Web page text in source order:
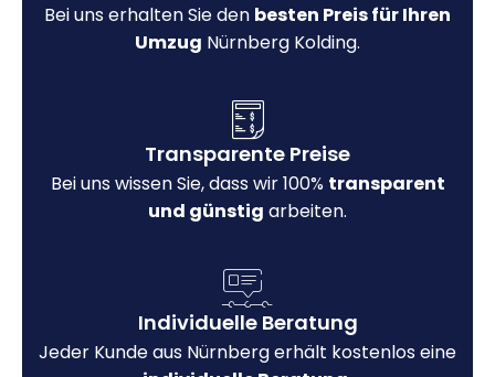
Bei uns erhalten Sie den besten Preis für Ihren
Umzug Nürnberg Kolding.
Transparente Preise
Bei uns wissen Sie, dass wir 100% transparent
und günstig arbeiten.
Individuelle Beratung
Jeder Kunde aus Nürnberg erhält kostenlos eine